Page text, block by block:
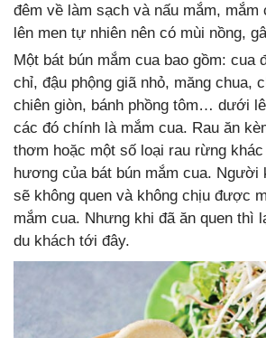
đêm về làm sạch và nấu mắm, mắm
lên men tự nhiên nên có mùi nồng,
Một bát bún mắm cua bao gồm: cua
chỉ, đậu phộng giã nhỏ, măng chua,
chiên giòn, bánh phồng tôm… dưới
các đó chính là mắm cua. Rau ăn
thơm hoặc một số loại rau rừng
hương của bát bún mắm cua. Người
sẽ không quen và không chịu được
mắm cua. Nhưng khi đã ăn quen thì
du khách tới đây.